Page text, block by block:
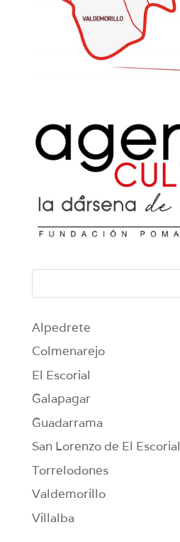
Alpedrete
Colmenarejo
El Escorial
Galapagar
Guadarrama
San Lorenzo de El Escorial
Torrelodones
Valdemorillo
Villalba